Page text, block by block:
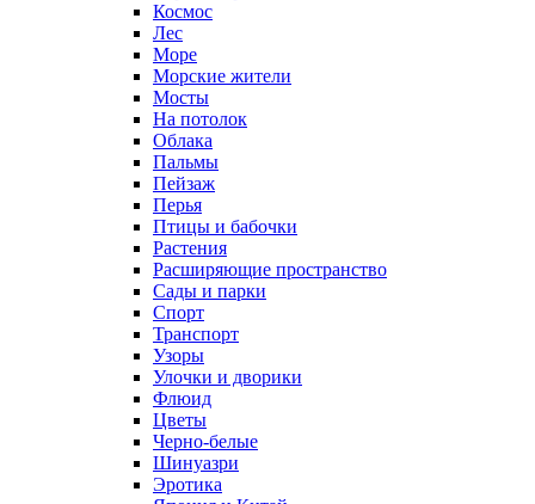
Космос
Лес
Море
Морские жители
Мосты
На потолок
Облака
Пальмы
Пейзаж
Перья
Птицы и бабочки
Растения
Расширяющие пространство
Сады и парки
Спорт
Транспорт
Узоры
Улочки и дворики
Флюид
Цветы
Черно-белые
Шинуазри
Эротика